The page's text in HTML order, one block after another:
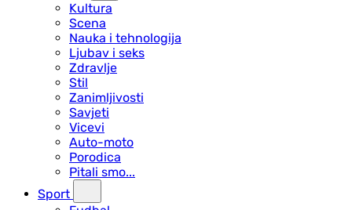
Kultura
Scena
Nauka i tehnologija
Ljubav i seks
Zdravlje
Stil
Zanimljivosti
Savjeti
Vicevi
Auto-moto
Porodica
Pitali smo...
Sport